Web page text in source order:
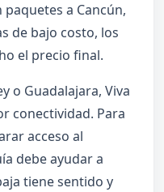
a Cancún,
de bajo costo, los
el precio final.
o Guadalajara, Viva
conectividad. Para
acceso al
debe ayudar a
tiene sentido y